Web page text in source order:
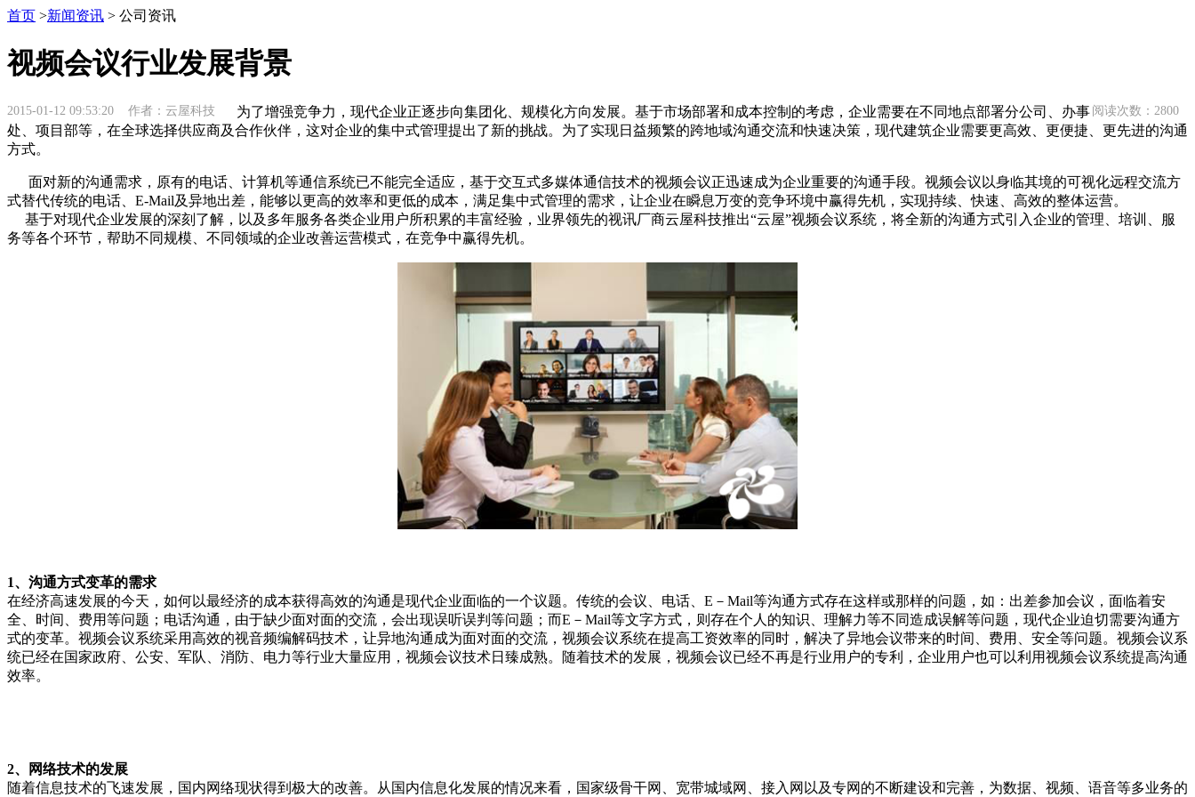
首页 >新闻资讯 > 公司资讯
视频会议行业发展背景
2015-01-12 09:53:20 作者：云屋科技 阅读次数：2800
为了增强竞争力，现代企业正逐步向集团化、规模化方向发展。基于市场部署和成本控制的考虑，企业需要在不同地点部署分公司、办事
处、项目部等，在全球选择供应商及合作伙伴，这对企业的集中式管理提出了新的挑战。为了实现日益频繁的跨地域沟通交流和快速决策，现代建筑企业需要更高效、更便捷、更先进的沟通
方式。
面对新的沟通需求，原有的电话、计算机等通信系统已不能完全适应，基于交互式多媒体通信技术的视频会议正迅速成为企业重要的沟通手段。视频会议以身临其境的可视化远程交流方
式替代传统的电话、E-Mail及异地出差，能够以更高的效率和更低的成本，满足集中式管理的需求，让企业在瞬息万变的竞争环境中赢得先机，实现持续、快速、高效的整体运营。
基于对现代企业发展的深刻了解，以及多年服务各类企业用户所积累的丰富经验，业界领先的视讯厂商云屋科技推出“云屋”视频会议系统，将全新的沟通方式引入企业的管理、培训、服
务等各个环节，帮助不同规模、不同领域的企业改善运营模式，在竞争中赢得先机。
1、沟通方式变革的需求
在经济高速发展的今天，如何以最经济的成本获得高效的沟通是现代企业面临的一个议题。传统的会议、电话、E－Mail等沟通方式存在这样或那样的问题，如：出差参加会议，面临着安
全、时间、费用等问题；电话沟通，由于缺少面对面的交流，会出现误听误判等问题；而E－Mail等文字方式，则存在个人的知识、理解力等不同造成误解等问题，现代企业迫切需要沟通方
式的变革。视频会议系统采用高效的视音频编解码技术，让异地沟通成为面对面的交流，视频会议系统在提高工资效率的同时，解决了异地会议带来的时间、费用、安全等问题。视频会议系
统已经在国家政府、公安、军队、消防、电力等行业大量应用，视频会议技术日臻成熟。随着技术的发展，视频会议已经不再是行业用户的专利，企业用户也可以利用视频会议系统提高沟通
效率。
2、网络技术的发展
随着信息技术的飞速发展，国内网络现状得到极大的改善。从国内信息化发展的情况来看，国家级骨干网、宽带城域网、接入网以及专网的不断建设和完善，为数据、视频、语音等多业务的